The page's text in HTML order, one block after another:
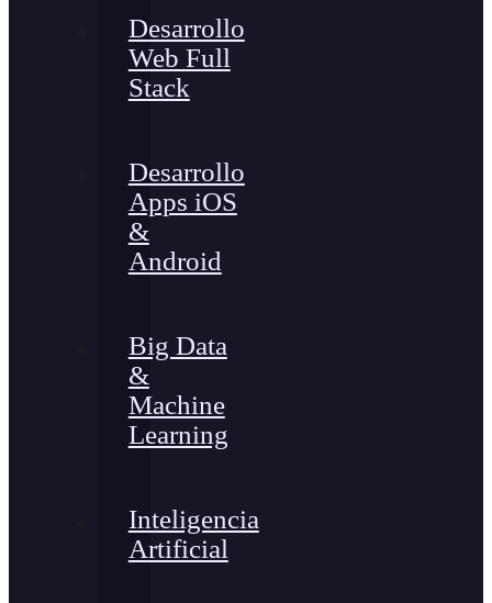
Desarrollo
Web Full
Stack
Desarrollo
Apps iOS
&
Android
Big Data
&
Machine
Learning
Inteligencia
Artificial